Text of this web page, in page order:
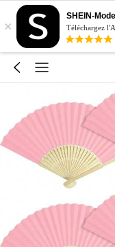
×
SHEIN-
Téléchargez